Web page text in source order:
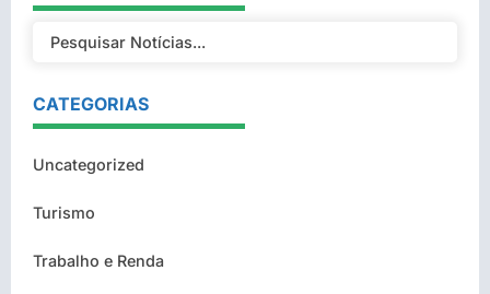
CATEGORIAS
Uncategorized
Turismo
Trabalho e Renda